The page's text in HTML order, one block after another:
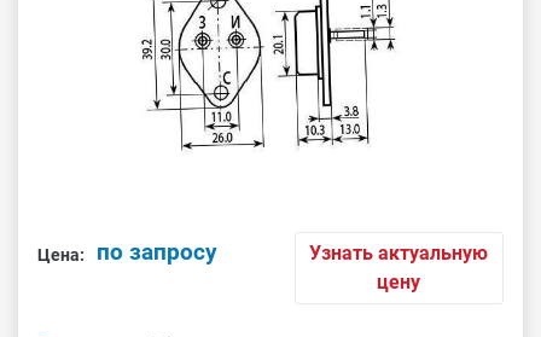
Цена: по запросу
Узнать актуальную
цену